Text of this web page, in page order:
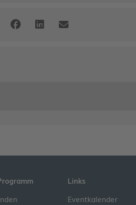
Links
Eventkalender